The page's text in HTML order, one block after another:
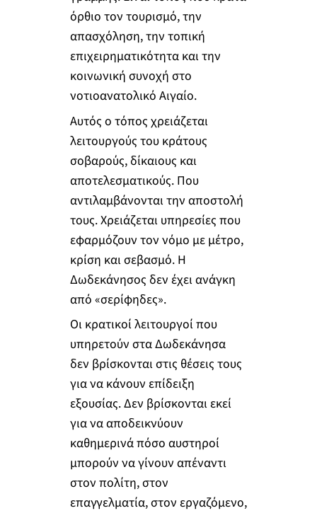
όρθιο τον τουρισμό, την
απασχόληση, την τοπική
επιχειρηματικότητα και την
κοινωνική συνοχή στο
νοτιοανατολικό Αιγαίο.
Αυτός ο τόπος χρειάζεται
λειτουργούς του κράτους
σοβαρούς, δίκαιους και
αποτελεσματικούς. Που
αντιλαμβάνονται την αποστολή
τους. Χρειάζεται υπηρεσίες που
εφαρμόζουν τον νόμο με μέτρο,
κρίση και σεβασμό. Η
Δωδεκάνησος δεν έχει ανάγκη
από «σερίφηδες».
Οι κρατικοί λειτουργοί που
υπηρετούν στα Δωδεκάνησα
δεν βρίσκονται στις θέσεις τους
για να κάνουν επίδειξη
εξουσίας. Δεν βρίσκονται εκεί
για να αποδεικνύουν
καθημερινά πόσο αυστηροί
μπορούν να γίνουν απέναντι
στον πολίτη, στον
επαγγελματία, στον εργαζόμενο,